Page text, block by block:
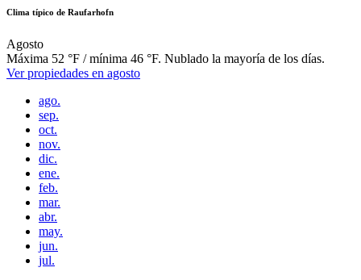
Clima típico de Raufarhofn
Agosto
Máxima 52 °F / mínima 46 °F. Nublado la mayoría de los días.
Ver propiedades en agosto
ago.
sep.
oct.
nov.
dic.
ene.
feb.
mar.
abr.
may.
jun.
jul.